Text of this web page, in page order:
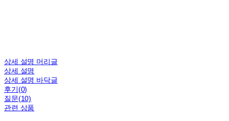
상세 설명 머리글
상세 설명
상세 설명 바닥글
후기(0)
질문(10)
관련 상품